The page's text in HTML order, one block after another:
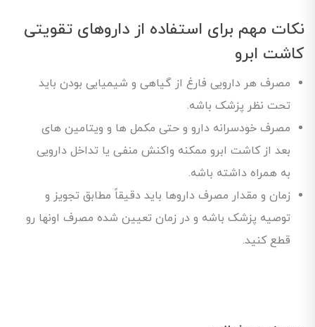
نکات مهم برای استفاده از داروهای تقویتی
کاشت ابرو
مصرف هر دارویی فارغ از گیاهی و شیمیایی بودن باید
تحت نظر پزشک باشه.
مصرف خودسرانه دارو و حتی مکمل ها و ویتامین های
بعد از کاشت ابرو ممکنه واکنش منفی یا تداخل دارویی
به همراه داشته باشه.
زمان و مقدار مصرف داروها باید دقیقاً مطابق تجویز و
توصیه پزشک باشه و در زمان تعیین شده مصرف اونها رو
قطع کنید.